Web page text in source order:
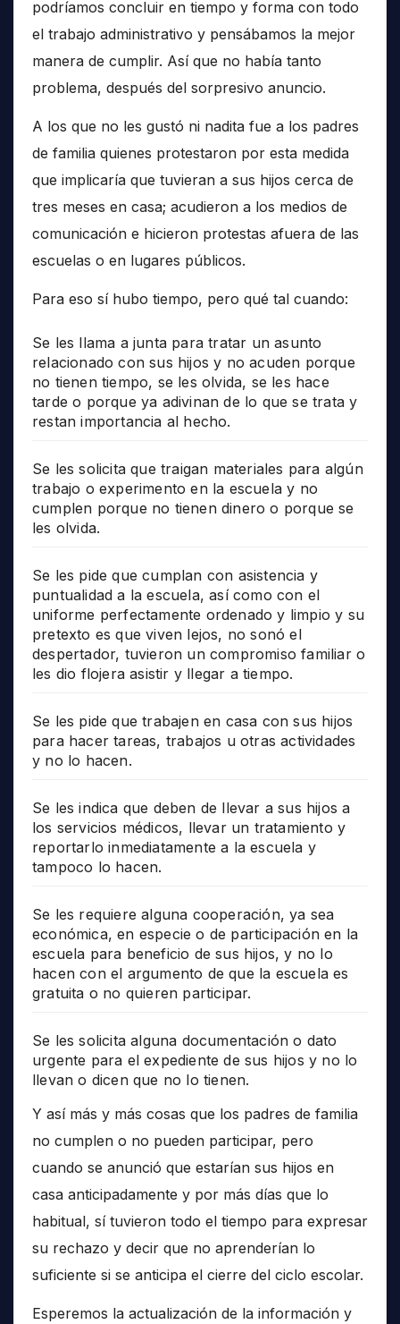
podríamos concluir en tiempo y forma con todo
el trabajo administrativo y pensábamos la mejor
manera de cumplir. Así que no había tanto
problema, después del sorpresivo anuncio.
A los que no les gustó ni nadita fue a los padres
de familia quienes protestaron por esta medida
que implicaría que tuvieran a sus hijos cerca de
tres meses en casa; acudieron a los medios de
comunicación e hicieron protestas afuera de las
escuelas o en lugares públicos.
Para eso sí hubo tiempo, pero qué tal cuando:
Se les llama a junta para tratar un asunto
relacionado con sus hijos y no acuden porque
no tienen tiempo, se les olvida, se les hace
tarde o porque ya adivinan de lo que se trata y
restan importancia al hecho.
Se les solicita que traigan materiales para algún
trabajo o experimento en la escuela y no
cumplen porque no tienen dinero o porque se
les olvida.
Se les pide que cumplan con asistencia y
puntualidad a la escuela, así como con el
uniforme perfectamente ordenado y limpio y su
pretexto es que viven lejos, no sonó el
despertador, tuvieron un compromiso familiar o
les dio flojera asistir y llegar a tiempo.
Se les pide que trabajen en casa con sus hijos
para hacer tareas, trabajos u otras actividades
y no lo hacen.
Se les indica que deben de llevar a sus hijos a
los servicios médicos, llevar un tratamiento y
reportarlo inmediatamente a la escuela y
tampoco lo hacen.
Se les requiere alguna cooperación, ya sea
económica, en especie o de participación en la
escuela para beneficio de sus hijos, y no lo
hacen con el argumento de que la escuela es
gratuita o no quieren participar.
Se les solicita alguna documentación o dato
urgente para el expediente de sus hijos y no lo
llevan o dicen que no lo tienen.
Y así más y más cosas que los padres de familia
no cumplen o no pueden participar, pero
cuando se anunció que estarían sus hijos en
casa anticipadamente y por más días que lo
habitual, sí tuvieron todo el tiempo para expresar
su rechazo y decir que no aprenderían lo
suficiente si se anticipa el cierre del ciclo escolar.
Esperemos la actualización de la información y